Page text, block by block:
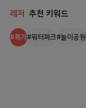
레저 추천 키워드
#특가#워터파크#놀이공원